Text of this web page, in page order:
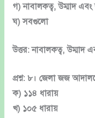
গ) নাবালকত্ব, উম্মাদ এবং
ঘ) সবগুলো
উত্তর: নাবালকত্ব, উম্মাদ
প্রশ্ন: ৮। জেলা জজ
ক) ১১৪ ধারায়
খ) ১০৫ ধারায়